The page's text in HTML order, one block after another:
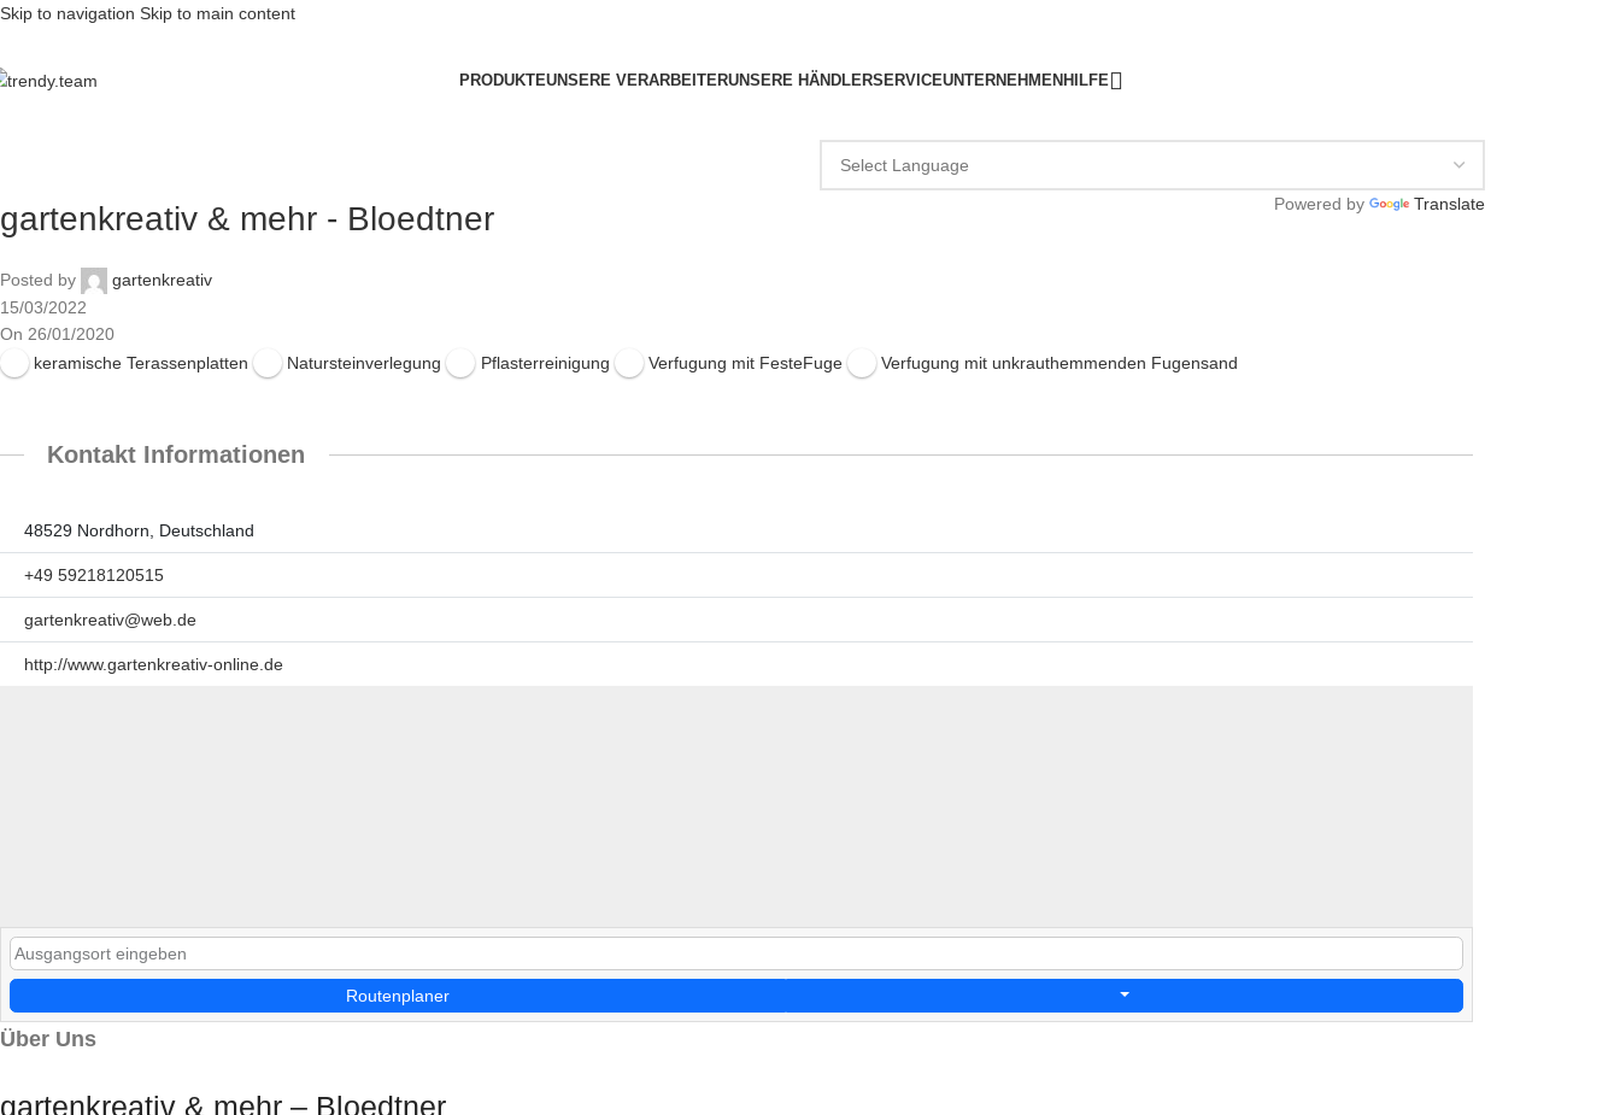
Skip to navigation Skip to main content
PRODUKTEUNSERE VERARBEITERUNSERE HÄNDLERSERVICEUNTERNEHMEN HILFE
Powered by Translate
gartenkreativ & mehr - Bloedtner
Posted by
gartenkreativ
15/03/2022
On 26/01/2020
keramische Terassenplatten
Natursteinverlegung Pflasterreinigung Verfugung mit FesteFuge Verfugung mit unkrauthemmenden Fugensand
Kontakt Informationen
48529 Nordhorn, Deutschland
+49 59218120515
gartenkreativ@web.de
http://www.gartenkreativ-online.de
Routenplaner
Über Uns
gartenkreativ & mehr – Bloedtner